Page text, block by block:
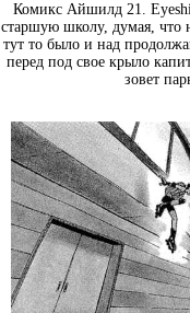
Комикс Айшилд 21.
старшую школу, думая, что
тут то было и над
перед под свое крыло
зовет